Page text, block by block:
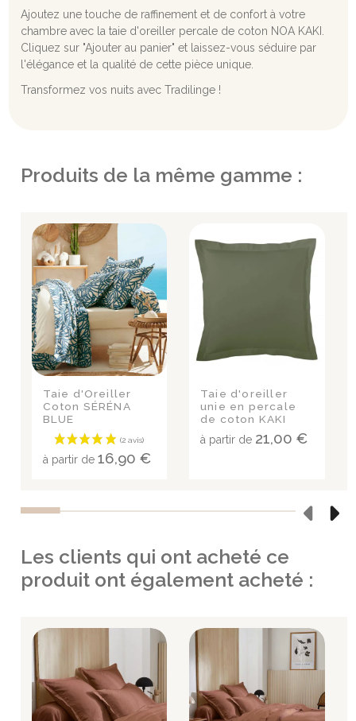
Ajoutez une touche de raffinement et de confort à votre
chambre avec la taie d'oreiller percale de coton NOA KAKI.
Cliquez sur "Ajouter au panier" et laissez-vous séduire par
l'élégance et la qualité de cette pièce unique.
Transformez vos nuits avec Tradilinge !
Produits de la même gamme :
Taie d'Oreiller
Coton SÉRÉNA
BLUE
à partir de 16,90 €
Taie d'oreiller
unie en percale
de coton KAKI
à partir de 21,00 €
Les clients qui ont acheté ce
produit ont également acheté :